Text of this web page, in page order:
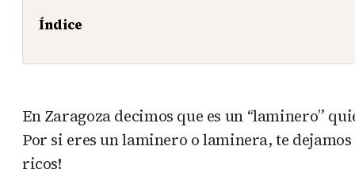
Índice
En Zaragoza decimos que es un “laminero”
Por si eres un laminero o laminera, te
ricos!